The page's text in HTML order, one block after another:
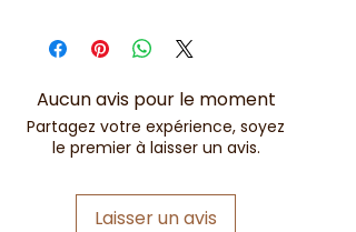
Aucun avis pour le moment
Partagez votre expérience, soyez
le premier à laisser un avis.
Laisser un avis